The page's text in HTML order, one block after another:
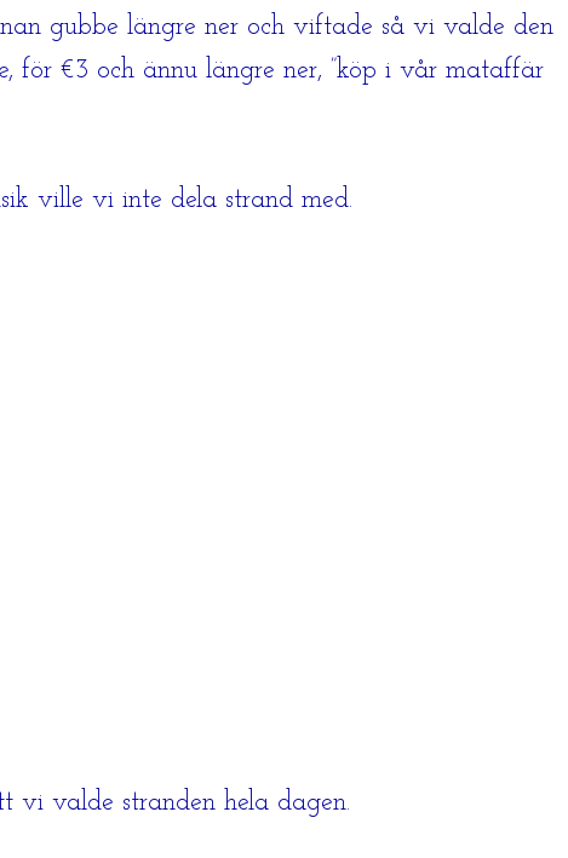
gubbe längre ner och viftade så vi valde den
för €3 och ännu längre ner, ”köp i vår mataffär
ville vi inte dela strand med.
vi valde stranden hela dagen.